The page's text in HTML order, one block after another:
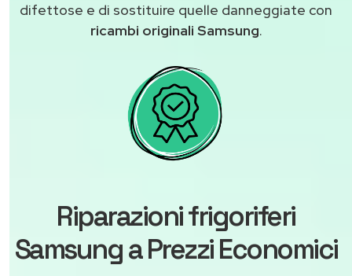
difettose e di sostituire quelle danneggiate con
ricambi originali Samsung.
Riparazioni frigoriferi
Samsung a Prezzi Economici